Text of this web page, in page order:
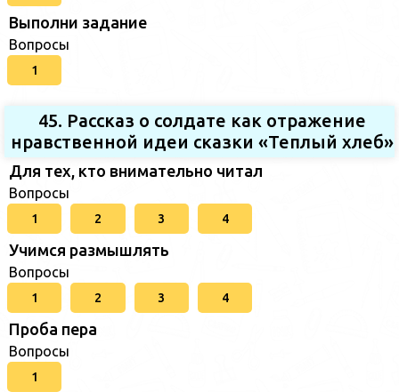
Выполни задание
Вопросы
1
45. Рассказ о солдате как отражение
нравственной идеи сказки «Теплый хлеб»
Для тех, кто внимательно читал
Вопросы
1 2 3 4
Учимся размышлять
Вопросы
1 2 3 4
Проба пера
Вопросы
1